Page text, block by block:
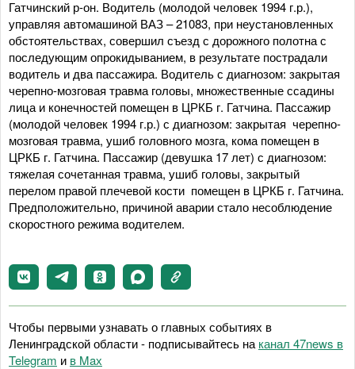
Гатчинский р-он. Водитель (молодой человек 1994 г.р.),
управляя автомашиной ВАЗ – 21083, при неустановленных
обстоятельствах, совершил съезд с дорожного полотна с
последующим опрокидыванием, в результате пострадали
водитель и два пассажира. Водитель с диагнозом: закрытая
черепно-мозговая травма головы, множественные ссадины
лица и конечностей помещен в ЦРКБ г. Гатчина. Пассажир
(молодой человек 1994 г.р.) с диагнозом: закрытая черепно-
мозговая травма, ушиб головного мозга, кома помещен в
ЦРКБ г. Гатчина. Пассажир (девушка 17 лет) с диагнозом:
тяжелая сочетанная травма, ушиб головы, закрытый
перелом правой плечевой кости помещен в ЦРКБ г. Гатчина.
Предположительно, причиной аварии стало несоблюдение
скоростного режима водителем.
Чтобы первыми узнавать о главных событиях в
Ленинградской области - подписывайтесь на канал 47news в
Telegram и в Maх